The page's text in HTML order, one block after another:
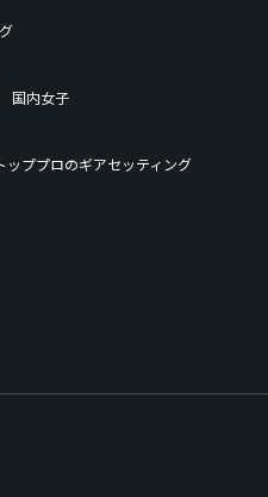
国内女子
ッププロのギアセッティング